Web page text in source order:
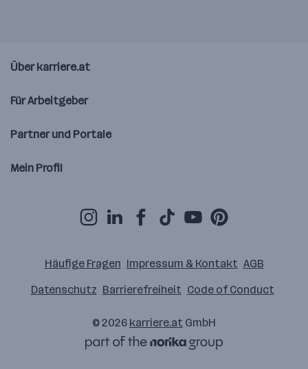
Über karriere.at
Für Arbeitgeber
Partner und Portale
Mein Profil
Häufige Fragen Impressum & Kontakt AGB
Datenschutz Barrierefreiheit Code of Conduct
© 2026 karriere.at GmbH